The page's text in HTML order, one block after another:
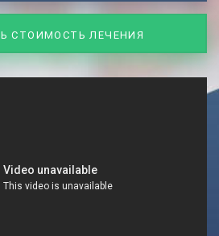
СТОИМОСТЬ ЛЕЧЕНИЯ